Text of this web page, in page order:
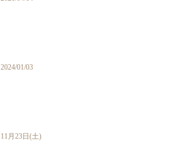
2024/01/03
11月23日(土)